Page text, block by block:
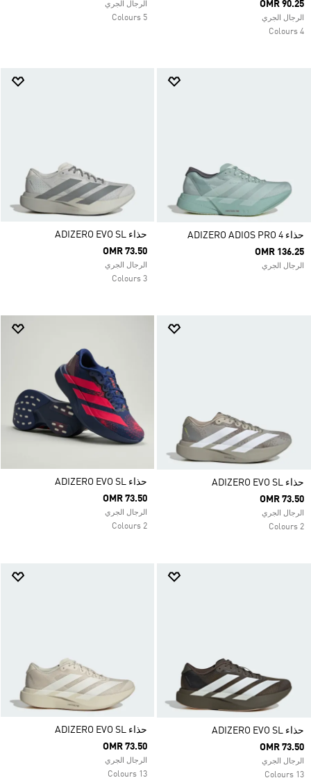
OMR 90.25
الرجال الجري
4 Colours
الرجال الجري
5 Colours
حذاء ADIZERO ADIOS PRO 4
OMR 136.25
الرجال الجري
حذاء ADIZERO EVO SL
OMR 73.50
الرجال الجري
3 Colours
حذاء ADIZERO EVO SL
OMR 73.50
الرجال الجري
2 Colours
حذاء ADIZERO EVO SL
OMR 73.50
الرجال الجري
2 Colours
حذاء ADIZERO EVO SL
OMR 73.50
الرجال الجري
13 Colours
حذاء ADIZERO EVO SL
OMR 73.50
الرجال الجري
13 Colours